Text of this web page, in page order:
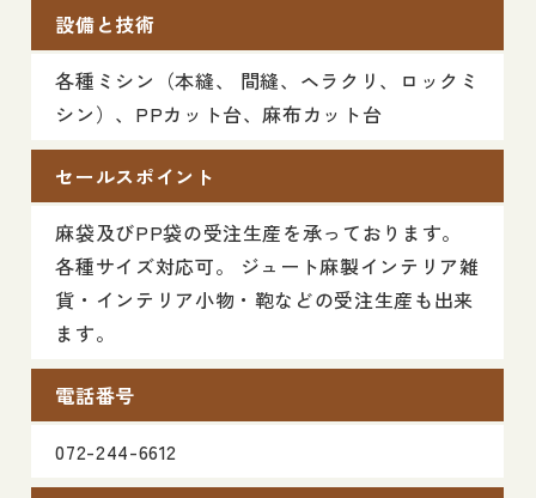
設備と技術
各種ミシン（本縫、 間縫、ヘラクリ、ロックミ
シン）、PPカット台、麻布カット台
セールスポイント
麻袋及びPP袋の受注生産を承っております。
各種サイズ対応可。 ジュート麻製インテリア雑
貨・インテリア小物・鞄などの受注生産も出来
ます。
電話番号
072-244-6612